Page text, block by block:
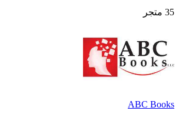
35 متجر
ABC Books